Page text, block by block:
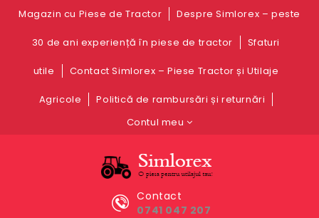
Magazin cu Piese de Tractor Despre Simlorex – peste
30 de ani experiență în piese de tractor Sfaturi
utile Contact Simlorex – Piese Tractor și Utilaje
Agricole
Politică de rambursări și returnări
Contul meu
Contact
0741 047 207